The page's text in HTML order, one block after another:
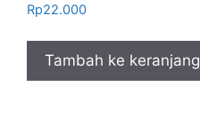
Rp22.000
Tambah ke keranjang